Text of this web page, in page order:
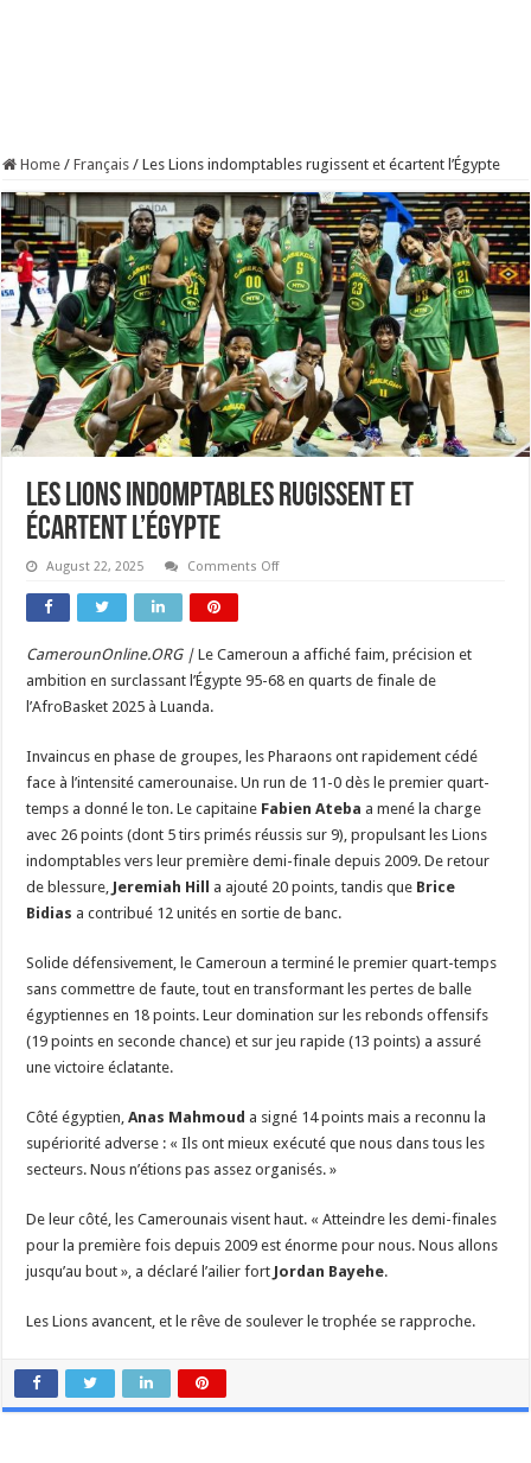
Home / Français / Les Lions indomptables rugissent et écartent l’Égypte
Les Lions indomptables rugissent et
écartent l’Égypte
August 22, 2025 Comments Offon
écartent
l’Égypte
CamerounOnline.ORG |Le Cameroun a affiché faim, précision et
ambition en surclassant l’Égypte 95-68 en quarts de finale de
l’AfroBasket 2025 à Luanda.
Invaincus en phase de groupes, les Pharaons ont rapidement cédé
face à l’intensité camerounaise. Un run de 11-0 dès le premier quart-
temps a donné le ton. Le capitaine Fabien Ateba a mené la charge
avec 26 points (dont 5 tirs primés réussis sur 9), propulsant les Lions
indomptables vers leur première demi-finale depuis 2009. De retour
de blessure, Jeremiah Hill a ajouté 20 points, tandis que Brice
Bidias a contribué 12 unités en sortie de banc.
Solide défensivement, le Cameroun a terminé le premier quart-temps
sans commettre de faute, tout en transformant les pertes de balle
égyptiennes en 18 points. Leur domination sur les rebonds offensifs
(19 points en seconde chance) et sur jeu rapide (13 points) a assuré
une victoire éclatante.
Côté égyptien,Anas Mahmoud a signé 14 points mais a reconnu la
supériorité adverse : « Ils ont mieux exécuté que nous dans tous les
secteurs. Nous n’étions pas assez organisés. »
De leur côté, les Camerounais visent haut. « Atteindre les demi-finales
pour la première fois depuis 2009 est énorme pour nous. Nous allons
jusqu’au bout », a déclaré l’ailier fort Jordan Bayehe.
Les Lions avancent, et le rêve de soulever le trophée se rapproche.